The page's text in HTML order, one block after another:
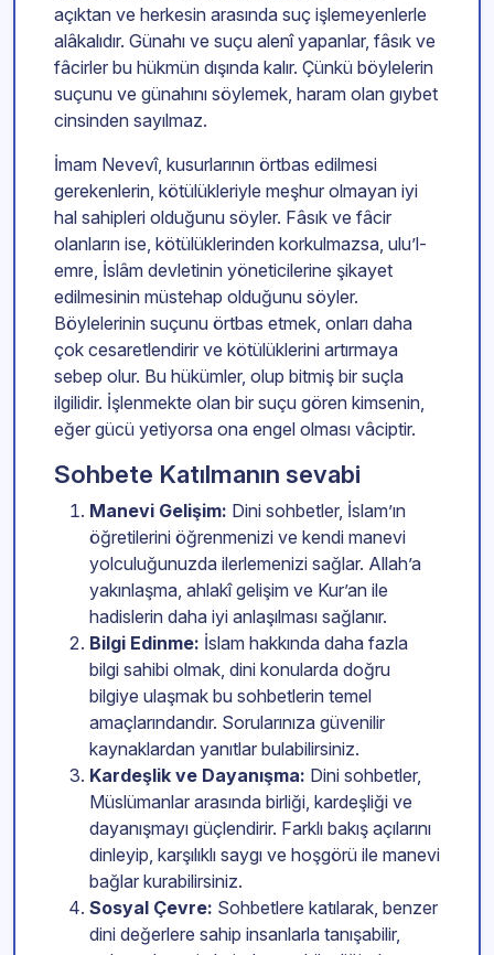
açıktan ve herkesin arasında suç işlemeyenlerle
alâkalıdır. Günahı ve suçu alenî yapanlar, fâsık ve
fâcirler bu hükmün dışında kalır. Çünkü böylelerin
suçunu ve günahını söylemek, haram olan gıybet
cinsinden sayılmaz.
İmam Nevevî, kusurlarının örtbas edilmesi
gerekenlerin, kötülükleriyle meşhur olmayan iyi
hal sahipleri olduğunu söyler. Fâsık ve fâcir
olanların ise, kötülüklerinden korkulmazsa, ulu’l-
emre, İslâm devletinin yöneticilerine şikayet
edilmesinin müstehap olduğunu söyler.
Böylelerinin suçunu örtbas etmek, onları daha
çok cesaretlendirir ve kötülüklerini artırmaya
sebep olur. Bu hükümler, olup bitmiş bir suçla
ilgilidir. İşlenmekte olan bir suçu gören kimsenin,
eğer gücü yetiyorsa ona engel olması vâciptir.
Sohbete Katılmanın sevabi
Manevi Gelişim: Dini sohbetler, İslam’ın
öğretilerini öğrenmenizi ve kendi manevi
yolculuğunuzda ilerlemenizi sağlar. Allah’a
yakınlaşma, ahlakî gelişim ve Kur’an ile
hadislerin daha iyi anlaşılması sağlanır.
Bilgi Edinme: İslam hakkında daha fazla
bilgi sahibi olmak, dini konularda doğru
bilgiye ulaşmak bu sohbetlerin temel
amaçlarındandır. Sorularınıza güvenilir
kaynaklardan yanıtlar bulabilirsiniz.
Kardeşlik ve Dayanışma: Dini sohbetler,
Müslümanlar arasında birliği, kardeşliği ve
dayanışmayı güçlendirir. Farklı bakış açılarını
dinleyip, karşılıklı saygı ve hoşgörü ile manevi
bağlar kurabilirsiniz.
Sosyal Çevre: Sohbetlere katılarak, benzer
dini değerlere sahip insanlarla tanışabilir,